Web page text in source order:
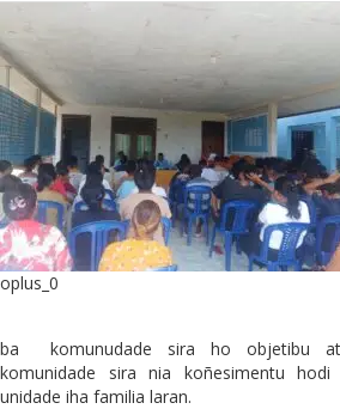
oplus_0
ba komunudade sira ho objetibu
komunidade sira nia koñesimentu
unidade iha familia laran.